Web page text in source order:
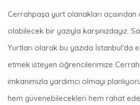
Cerrahpaşa yurt olanakları açısından
olabilecek bir yazıyla karşınızdayız.
Yurtları olarak bu yazıda İstanbul’da
etmek isteyen öğrencilerimize
imkanımızla yardımcı olmayı
hem güvenebilecekleri hem rahat